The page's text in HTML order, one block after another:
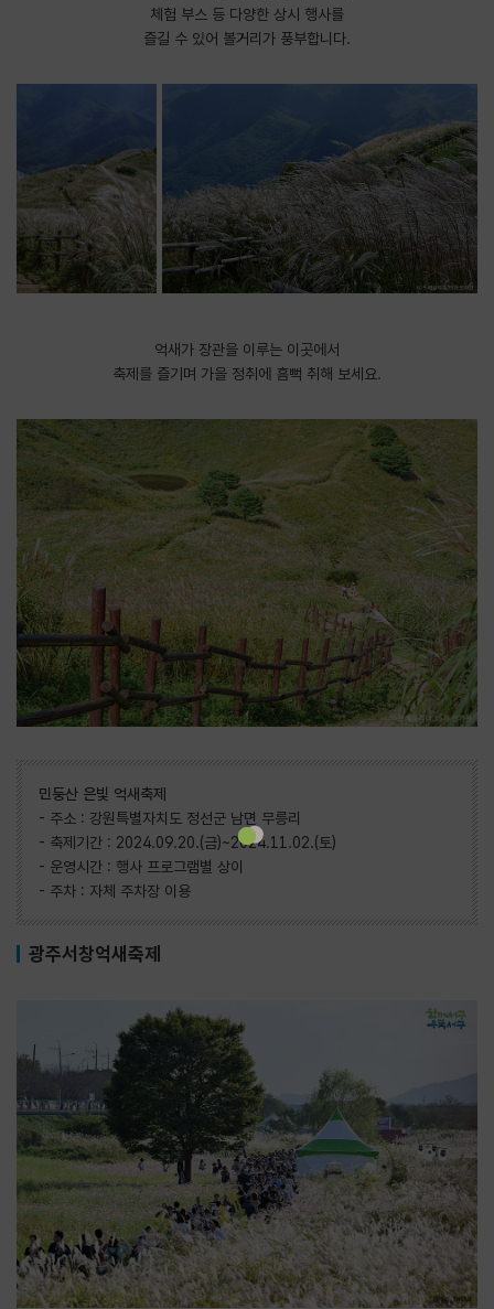
체험 부스 등 다양한 상시 행사를
즐길 수 있어 볼거리가 풍부합니다.
억새가 장관을 이루는 이곳에서
축제를 즐기며 가을 정취에 흠뻑 취해 보세요.
민둥산 은빛 억새축제
- 주소 : 강원특별자치도 정선군 남면 무릉리
- 축제기간 : 2024.09.20.(금)~2024.11.02.(토)
- 운영시간 : 행사 프로그램별 상이
- 주차 : 자체 주차장 이용
광주서창억새축제